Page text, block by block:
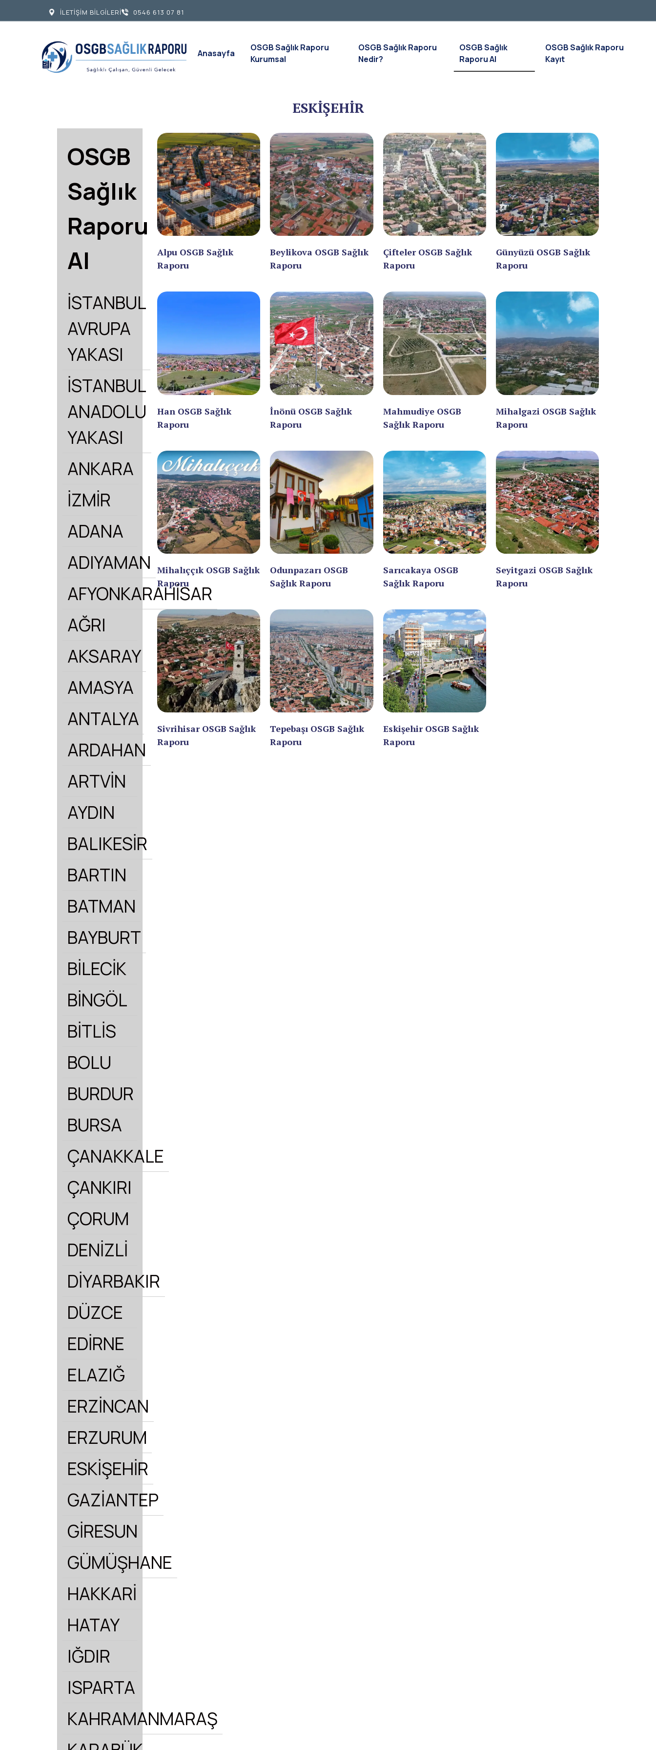
ESKİŞEHİR
OSGB
Sağlık
Raporu
Al
İSTANBUL
AVRUPA
YAKASI
İSTANBUL
ANADOLU
YAKASI
ANKARA
İZMİR
ADANA
ADIYAMAN
AFYONKARAHİSAR
AĞRI
AKSARAY
AMASYA
ANTALYA
ARDAHAN
ARTVİN
AYDIN
BALIKESİR
BARTIN
BATMAN
BAYBURT
BİLECİK
BİNGÖL
BİTLİS
BOLU
BURDUR
BURSA
ÇANAKKALE
ÇANKIRI
ÇORUM
DENİZLİ
DİYARBAKIR
DÜZCE
EDİRNE
ELAZIĞ
ERZİNCAN
ERZURUM
ESKİŞEHİR
GAZİANTEP
GİRESUN
GÜMÜŞHANE
HAKKARİ
HATAY
IĞDIR
ISPARTA
KAHRAMANMARAŞ
Alpu OSGB Sağlık
Raporu
Beylikova OSGB Sağlık
Raporu
Çifteler OSGB Sağlık
Raporu
Günyüzü OSGB Sağlık
Raporu
Han OSGB Sağlık
Raporu
İnönü OSGB Sağlık
Raporu
Mahmudiye OSGB
Sağlık Raporu
Mihalgazi OSGB Sağlık
Raporu
Mihalıççık OSGB Sağlık
Raporu
Odunpazarı OSGB
Sağlık Raporu
Sarıcakaya OSGB
Sağlık Raporu
Seyitgazi OSGB Sağlık
Raporu
Sivrihisar OSGB Sağlık
Raporu
Tepebaşı OSGB Sağlık
Raporu
Eskişehir OSGB Sağlık
Raporu
İLETİŞİM BİLGİLERİ 0546 613 07 81
Anasayfa
OSGB Sağlık Raporu
Kurumsal
OSGB Sağlık Raporu
Nedir?
OSGB Sağlık
Raporu Al
OSGB Sağlık Raporu
Kayıt